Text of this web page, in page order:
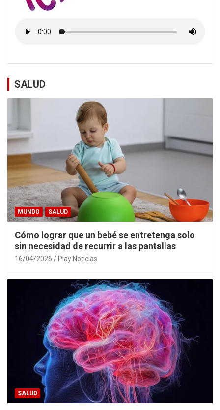
SALUD
MUNDO SALUD
Cómo lograr que un bebé se entretenga solo
sin necesidad de recurrir a las pantallas
16/04/2026 Play Noticias
SALUD